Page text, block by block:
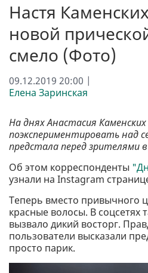
Настя
новой
смело (Фото)
09.12.2019 20:00 |
Елена Заринская
На днях Анастасия
поэкспериментировать над
предстала перед зрителями
Об этом корреспонденты
узнали на Instagram
Теперь вместо привычного
красные волосы. В соцсетях
вызвало дикий восторг.
пользователи высказали
просто парик.